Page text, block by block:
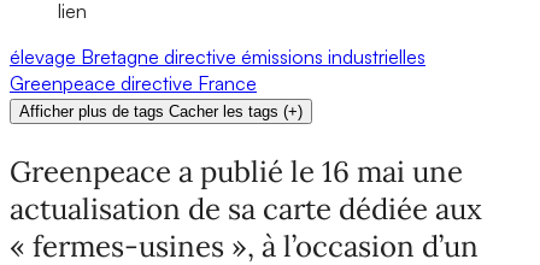
lien
élevage Bretagne directive émissions industrielles
Greenpeace directive France
Afficher plus de tags Cacher les tags (+)
Greenpeace a publié le 16 mai une
actualisation de sa carte dédiée aux
« fermes-usines », à l’occasion d’un